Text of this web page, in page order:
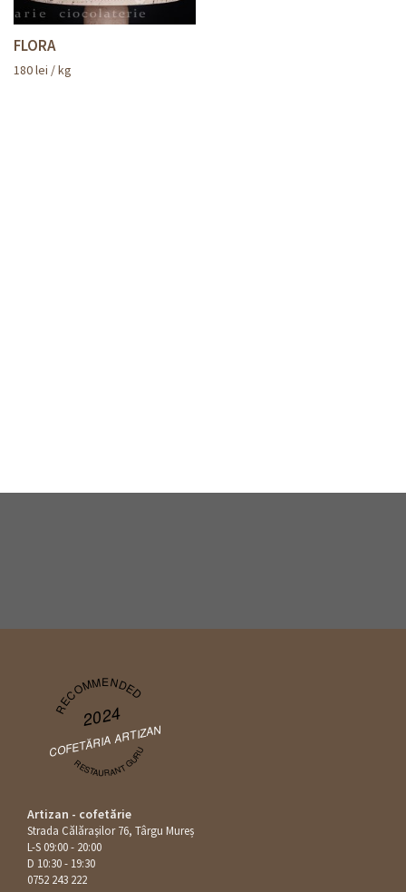
FLORA
180lei / kg
RECOMMENDED
2024
COFETĂRIA ARTIZAN
RESTAURANT GURU
Artizan - cofetărie
Strada Călăraşilor 76, Târgu Mureș
L-S 09:00 - 20:00
D 10:30 - 19:30
0752 243 222